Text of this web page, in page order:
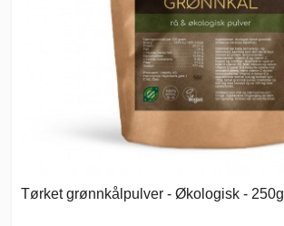
Tørket grønnkålpulver - Økologisk - 250g